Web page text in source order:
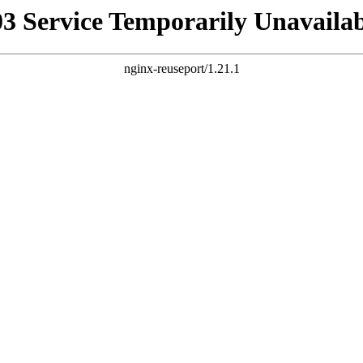
Service Temporarily
nginx-reuseport/1.21.1